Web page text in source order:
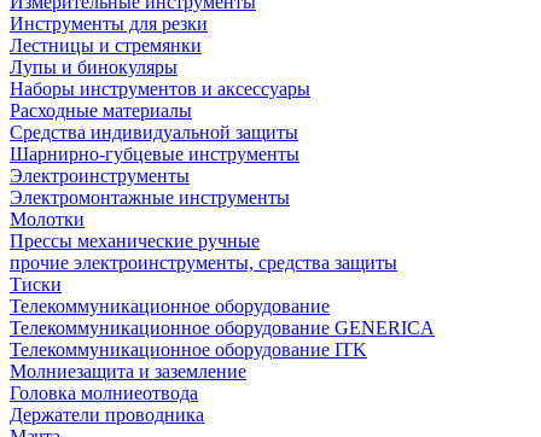
Инструменты для резки
Лестницы и стремянки
Лупы и бинокуляры
Наборы инструментов и аксессуары
Расходные материалы
Средства индивидуальной защиты
Шарнирно-губцевые инструменты
Электроинструменты
Электромонтажные инструменты
Молотки
Прессы механические ручные
прочие электроинструменты, средства защиты
Тиски
Телекоммуникационное оборудование
Телекоммуникационное оборудование GENERICA
Телекоммуникационное оборудование ITK
Молниезащита и заземление
Головка молниеотвода
Держатели проводника